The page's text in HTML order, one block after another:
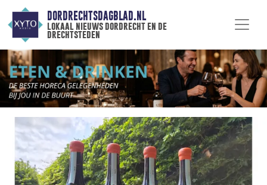
DORDRECHTSDAGBLAD.NL
lokaal nieuws dordrecht en de
drechtsteden